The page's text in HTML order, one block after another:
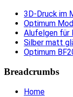
3D-Druck im
Optimum
Alufelgen für
Silber matt
Optimum
Breadcrumbs
Home